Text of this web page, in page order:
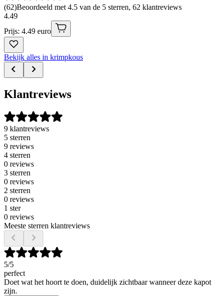
(62)Beoordeeld met 4.5 van de 5 sterren, 62 klantreviews
4.49
Prijs: 4.49 euro
Bekijk alles in krimpkous
Klantreviews
9 klantreviews
5 sterren
9 reviews
4 sterren
0 reviews
3 sterren
0 reviews
2 sterren
0 reviews
1 ster
0 reviews
Meeste sterren klantreviews
5/5
perfect
Doet wat het hoort te doen, duidelijk zichtbaar wanneer deze kapot
zijn.